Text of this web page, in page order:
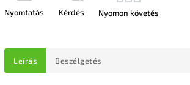
Nyomtatás Kérdés Nyomon követés
Leírás Beszélgetés